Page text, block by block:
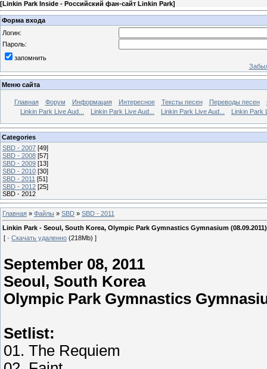
[Linkin Park Inside - Российский фан-сайт Linkin Park]
Форма входа
Логин:
Пароль:
запомнить
Меню сайта
Главная Форум Информация Интересное Тексты песен Переводы песен
Linkin Park Live Aud...
Linkin Park Live Aud... Linkin Park Live Aud... Linkin Park
Categories
SBD - 2007 [49]
SBD - 2008 [57]
SBD - 2009 [13]
SBD - 2010 [30]
SBD - 2011 [51]
SBD - 2012 [25]
SBD - 2012
Главная » Файлы » SBD » SBD - 2011
Linkin Park - Seoul, South Korea, Olympic Park Gymnastics Gymnasium (08.09.2011)
[ · Скачать удаленно (218Mb) ]
September 08, 2011
Seoul, South Korea
Olympic Park Gymnastics
Setlist:
01. The Requiem